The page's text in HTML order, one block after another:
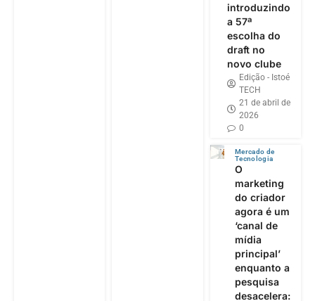
introduzindo
a 57ª
escolha do
draft no
novo clube
Edição - Istoé
TECH
21 de abril de
2026
0
Mercado de
Tecnologia
O
marketing
do criador
agora é um
‘canal de
mídia
principal’
enquanto a
pesquisa
desacelera: